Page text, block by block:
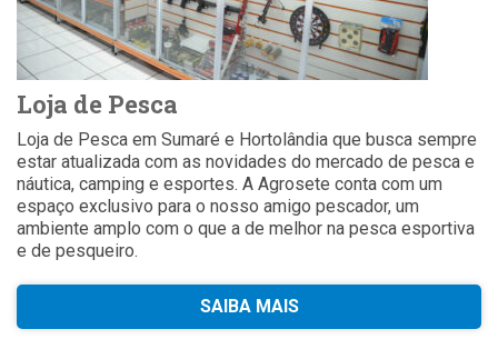
Loja de Pesca
Loja de Pesca em Sumaré e Hortolândia que busca sempre
estar atualizada com as novidades do mercado de pesca e
náutica, camping e esportes. A Agrosete conta com um
espaço exclusivo para o nosso amigo pescador, um
ambiente amplo com o que a de melhor na pesca esportiva
e de pesqueiro.
SAIBA MAIS